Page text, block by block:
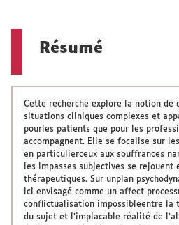
Résumé
Cette recherche explore la notion de
situations cliniques complexes et
pourles patients que pour les
accompagnent. Elle se focalise sur
en particulierceux aux souffrances
les impasses subjectives se rejouent
thérapeutiques. Sur unplan
ici envisagé comme un affect
conflictualisation impossibleentre la
du sujet et l’implacable réalité de